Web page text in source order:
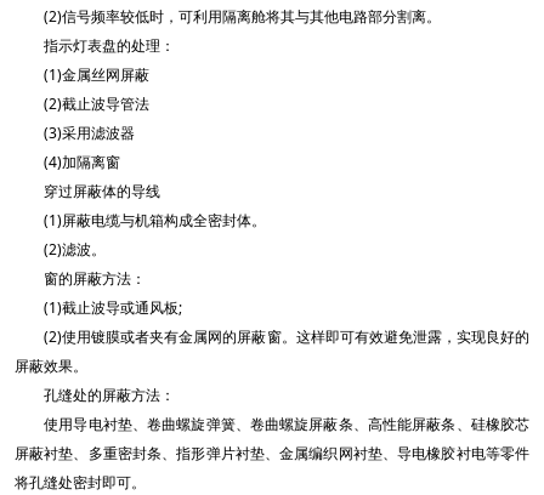
(2)信号频率较低时，可利用隔离舱将其与其他电路部分割离。
指示灯表盘的处理：
(1)金属丝网屏蔽
(2)截止波导管法
(3)采用滤波器
(4)加隔离窗
穿过屏蔽体的导线
(1)屏蔽电缆与机箱构成全密封体。
(2)滤波。
窗的屏蔽方法：
(1)截止波导或通风板;
(2)使用镀膜或者夹有金属网的屏蔽窗。这样即可有效避免泄露，实现良好的
屏蔽效果。
孔缝处的屏蔽方法：
使用导电衬垫、卷曲螺旋弹簧、卷曲螺旋屏蔽条、高性能屏蔽条、硅橡胶芯
屏蔽衬垫、多重密封条、指形弹片衬垫、金属编织网衬垫、导电橡胶衬电等零件
将孔缝处密封即可。